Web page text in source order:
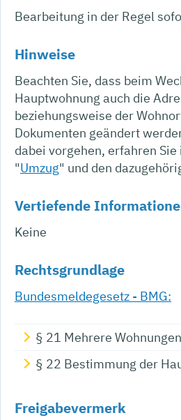
Bearbeitung in der Regel
Hinweise
Beachten Sie, dass beim
Hauptwohnung auch die
beziehungsweise der
Dokumenten geändert
dabei vorgehen, erfahren
"Umzug" und den
Vertiefende
Keine
Rechtsgrundlage
Bundesmeldegesetz - BMG:
§ 21 Mehrere Wohnungen
§ 22 Bestimmung der
Freigabevermerk